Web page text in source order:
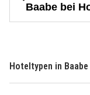
Baabe bei
Hoteltypen in Baabe